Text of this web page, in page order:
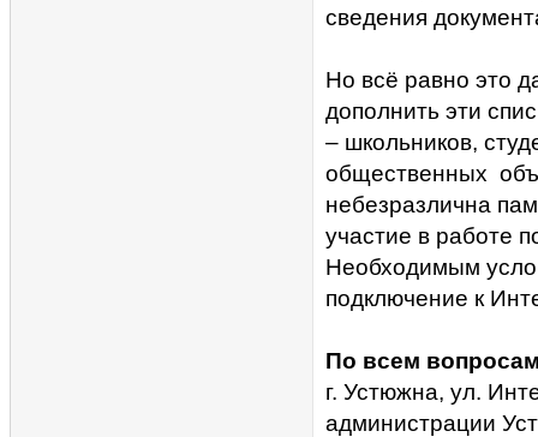
сведения
Но всё равно это
дополнить эти
– школьников,
общественных
небезразлична
участие в работе
Необходимым
подключение к
По всем
г. Устюжна, ул.
администрации